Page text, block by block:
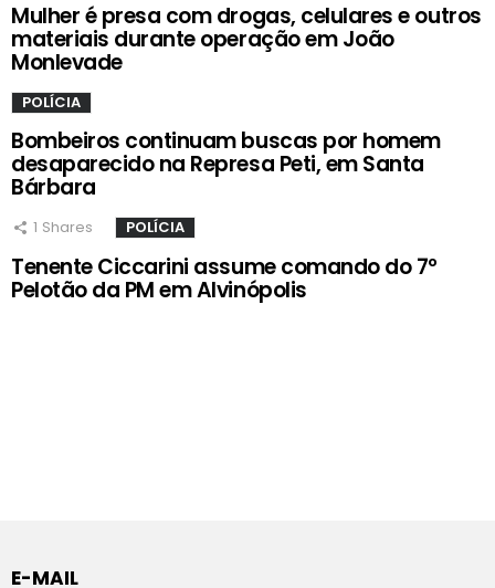
Mulher é presa com drogas, celulares e outros
materiais durante operação em João
Monlevade
POLÍCIA
Bombeiros continuam buscas por homem
desaparecido na Represa Peti, em Santa
Bárbara
1 Shares POLÍCIA
Tenente Ciccarini assume comando do 7º
Pelotão da PM em Alvinópolis
E-MAIL